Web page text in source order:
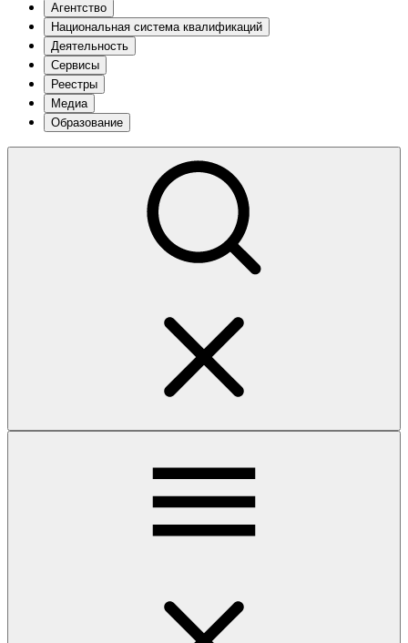
Агентство
Национальная система квалификаций
Деятельность
Сервисы
Реестры
Медиа
Образование